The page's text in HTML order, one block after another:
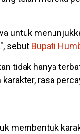
untuk
sebut Bupati
tidak hanya
rasa
membentuk